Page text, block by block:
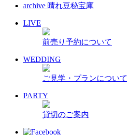
archive 晴れ豆秘宝庫
LIVE
前売り予約について
WEDDING
ご見学・プランについて
PARTY
貸切のご案内